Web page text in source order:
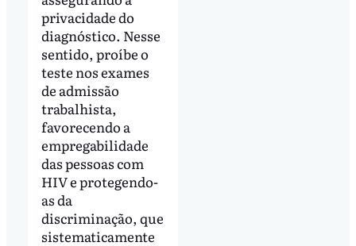
privacidade do
diagnóstico. Nesse
sentido, proíbe o
teste nos exames
de admissão
trabalhista,
favorecendo a
empregabilidade
das pessoas com
HIV e protegendo-
as da
discriminação, que
sistematicamente